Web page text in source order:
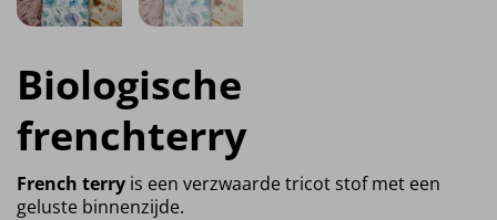
Biologische
frenchterry
French terry is een verzwaarde tricot stof met een
geluste binnenzijde.